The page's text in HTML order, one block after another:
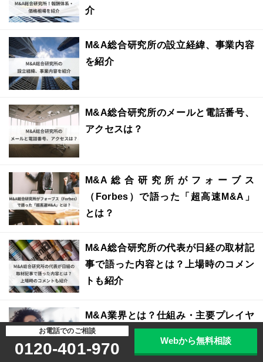
介
M&A総合研究所の設立経緯、事業内容
を紹介
M&A総合研究所のメールと電話番号、
アクセスは？
M&A総合研究所がフォーブス
（Forbes）で語った「超高速M&A」
とは？
M&A総合研究所の代表が日経の取材記
事で語った内容とは？上場時のコメン
トも紹介
M&A業界とは？仕組み・主要プレイヤ
ー・大手企業から市場規模・業界別動
向まで専門家が解説【2026年最新】
お電話でのご相談
0120-401-970 Webから無料相談